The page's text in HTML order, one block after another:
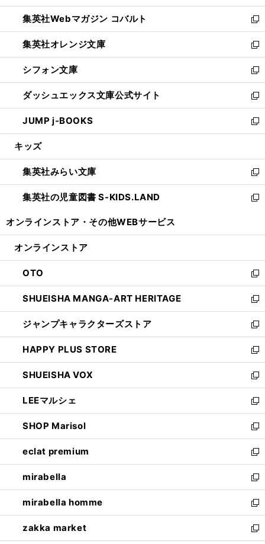
開
く
ウ
で
開
く
ン
ド
ウ
で
開
く
ウ
ィ
ン
ド
ウ
で
開
く
集英社Webマガジン コバルト
新
し
い
ウ
ィ
ン
ド
ウ
で
開
集英社オレンジ文庫
新
し
い
ウ
ィ
ン
ド
ウ
開
く
シフォン文庫
新
し
い
ウ
ィ
ン
ウ
で
開
く
ダッシュエックス文庫公式サイト
新
し
い
ウ
ン
ド
ウ
で
JUMP j-BOOKS
新
し
ウ
ィ
ン
ド
開
キッズ
集英社みらい文庫
新
し
い
ン
ウ
で
開
く
集英社の児童図書 S-KIDS.LAND
新
ウ
ン
ド
ウ
で
開
く
オンラインストア・ その他WEBサービス
オンラインストア
OTO
新
し
い
ウ
ィ
ン
ド
ウ
で
開
く
SHUEISHA MANGA-ART HERITAGE
新
し
い
ウ
ィ
ン
ド
ウ
で
開
く
ジャンプキャラクターズストア
新
し
い
ウ
ィ
ン
ド
ウ
で
開
く
HAPPY PLUS STORE
新
し
い
ウ
ィ
ン
ド
ウ
で
開
く
SHUEISHA VOX
新
し
い
ウ
ィ
ン
ド
ウ
で
開
く
LEEマルシェ
新
し
い
ウ
ィ
ン
ド
ウ
で
開
く
SHOP Marisol
新
し
い
ウ
ィ
ン
ド
ウ
で
開
eclat premium
新
し
い
ウ
ィ
ン
ド
ウ
mirabella
新
し
い
ウ
ィ
ン
mirabella homme
新
し
い
zakka market
新